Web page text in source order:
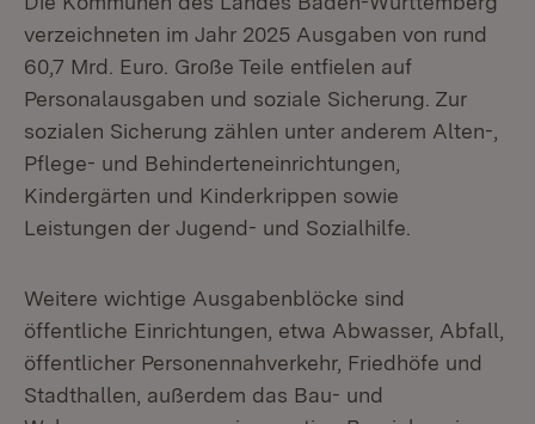
verzeichneten im Jahr 2025 Ausgaben von rund
60,7 Mrd. Euro. Große Teile entfielen auf
Personalausgaben und soziale Sicherung. Zur
sozialen Sicherung zählen unter anderem Alten-,
Pflege- und Behinderteneinrichtungen,
Kindergärten und Kinderkrippen sowie
Leistungen der Jugend- und Sozialhilfe.
Weitere wichtige Ausgabenblöcke sind
öffentliche Einrichtungen, etwa Abwasser, Abfall,
öffentlicher Personennahverkehr, Friedhöfe und
Stadthallen, außerdem das Bau- und